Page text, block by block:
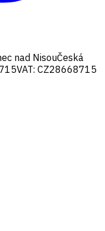
nad NisouČeská
VAT: CZ28668715